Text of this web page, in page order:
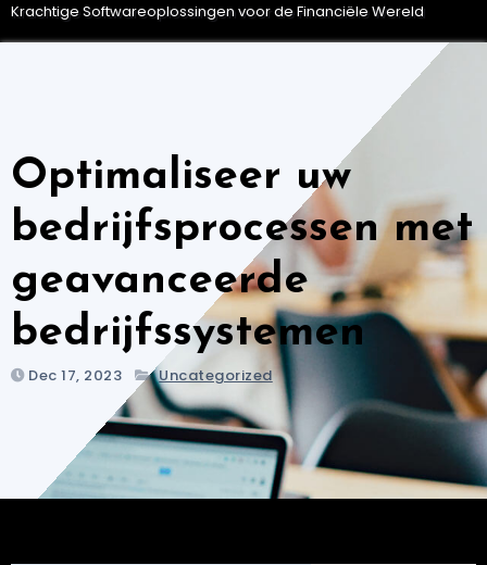
Krachtige Softwareoplossingen voor de Financiële Wereld
Optimaliseer uw
bedrijfsprocessen met
geavanceerde
bedrijfssystemen
Dec 17, 2023 Uncategorized